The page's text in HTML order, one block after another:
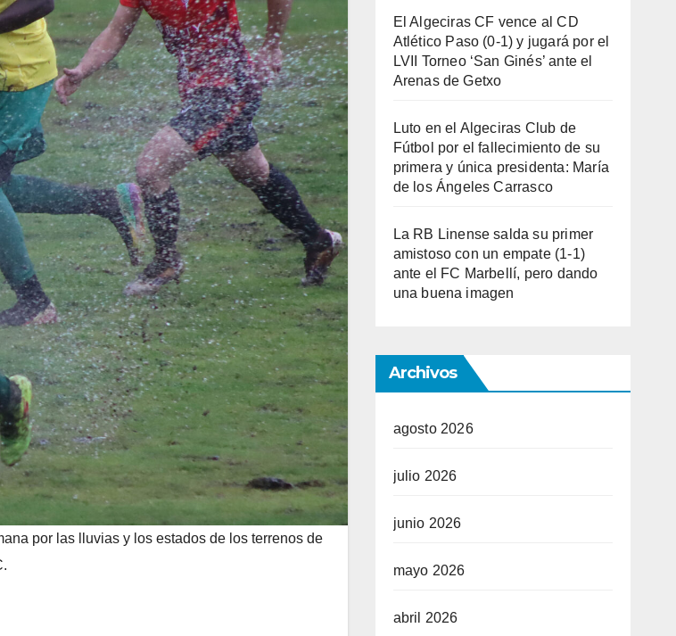
por las lluvias y los estados de los terrenos de
El Algeciras CF vence al CD
Atlético Paso (0-1) y jugará por el
LVII Torneo ‘San Ginés’ ante el
Arenas de Getxo
Luto en el Algeciras Club de
Fútbol por el fallecimiento de su
primera y única presidenta: María
de los Ángeles Carrasco
La RB Linense salda su primer
amistoso con un empate (1-1)
ante el FC Marbellí, pero dando
una buena imagen
Archivos
agosto 2026
julio 2026
junio 2026
mayo 2026
abril 2026